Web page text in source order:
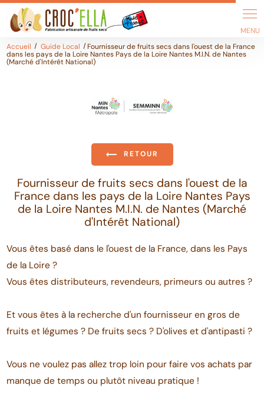
Accueil Guide Local
Fournisseur de fruits secs dans l'ouest de la France
dans les pays de la Loire Nantes Pays de la Loire Nantes M.I.N. de Nantes
(Marché d'Intérêt National)
RETOUR
Fournisseur de fruits secs dans l'ouest de la
France dans les pays de la Loire Nantes Pays
de la Loire Nantes M.I.N. de Nantes (Marché
d'Intérêt National)
Vous êtes basé dans le l'ouest de la France, dans les Pays
de la Loire ?
Vous êtes distributeurs, revendeurs, primeurs ou autres ?
Et vous êtes à la recherche d'un fournisseur en gros de
fruits et légumes ? De fruits secs ? D'olives et d'antipasti ?
Vous ne voulez pas allez trop loin pour faire vos achats par
manque de temps ou plutôt niveau pratique !
Panneau de gestion des cookies